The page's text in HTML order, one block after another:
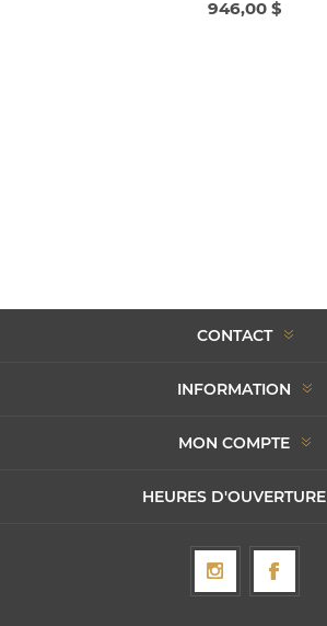
946,00 $
CONTACT
INFORMATION
MON COMPTE
HEURES D'OUVERTURE